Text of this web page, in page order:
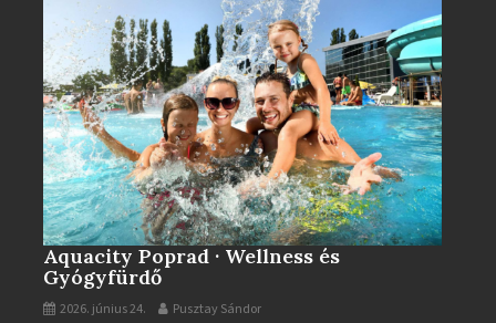
Aquacity Poprad · Wellness és
Gyógyfürdő
2026. június 24. Pusztay Sándor